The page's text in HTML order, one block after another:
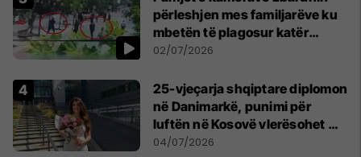
përleshjen mes familjarëve ku
mbetën të plagosur katër
persona
02/07/2026
25-vjeçarja shqiptare diplomon
në Danimarkë, punimi për
luftën në Kosovë vlerësohet me
notën më të lartë
04/07/2026